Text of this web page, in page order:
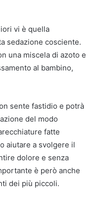
vi è quella
sedazione cosciente.
una miscela di azoto e
al bambino,
sente fastidio e potrà
del modo
fatte
aiutare a svolgere il
dolore e senza
è però anche
dei più piccoli.